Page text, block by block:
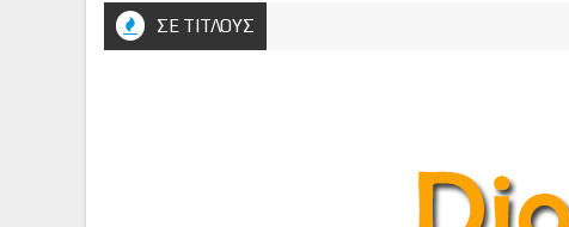
ΣΕ ΤΙΤΛΟΥΣ